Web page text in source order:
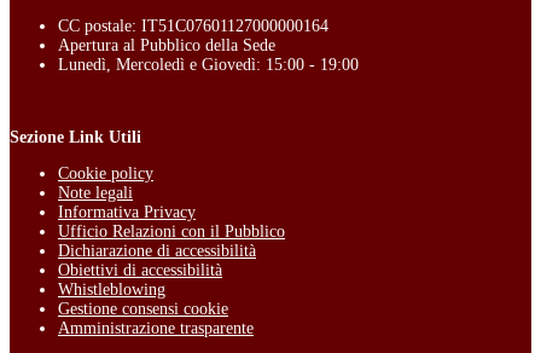
CC postale: IT51C07601127000000164
Apertura al Pubblico della Sede
Lunedì, Mercoledì e Giovedì: 15:00 - 19:00
Sezione Link Utili
Cookie policy
Note legali
Informativa Privacy
Ufficio Relazioni con il Pubblico
Dichiarazione di accessibilità
Obiettivi di accessibilità
Whistleblowing
Gestione consensi cookie
Amministrazione trasparente